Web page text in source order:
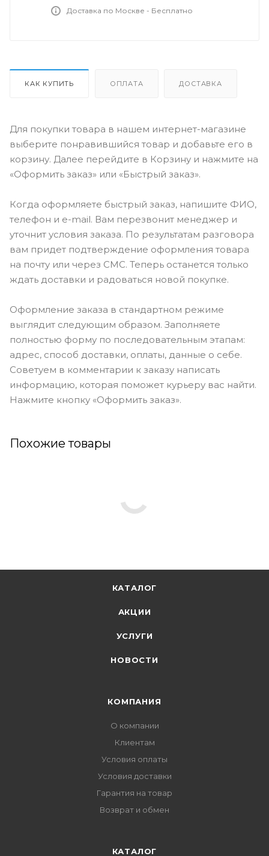
Доставка по Москве - Бесплатно
КАК КУПИТЬ ОПЛАТА ДОСТАВКА
Для покупки товара в нашем интернет-магазине
выберите понравившийся товар и добавьте его в
корзину. Далее перейдите в Корзину и нажмите на
«Оформить заказ» или «Быстрый заказ».
Когда оформляете быстрый заказ, напишите ФИО,
телефон и e-mail. Вам перезвонит менеджер и
уточнит условия заказа. По результатам разговора
вам придет подтверждение оформления товара
на почту или через СМС. Теперь останется только
ждать доставки и радоваться новой покупке.
Оформление заказа в стандартном режиме
выглядит следующим образом. Заполняете
полностью форму по последовательным этапам:
адрес, способ доставки, оплаты, данные о себе.
Советуем в комментарии к заказу написать
информацию, которая поможет курьеру вас найти.
Нажмите кнопку «Оформить заказ».
Похожие товары
КАТАЛОГ
АКЦИИ
УСЛУГИ
НОВОСТИ
КОМПАНИЯ
О компании
Клиентам
Условия оплаты
Условия доставки
Гарантия на товар
Возврат и обмен
КАТАЛОГ